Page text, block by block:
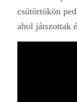
csütörtökön
ahol játszottak